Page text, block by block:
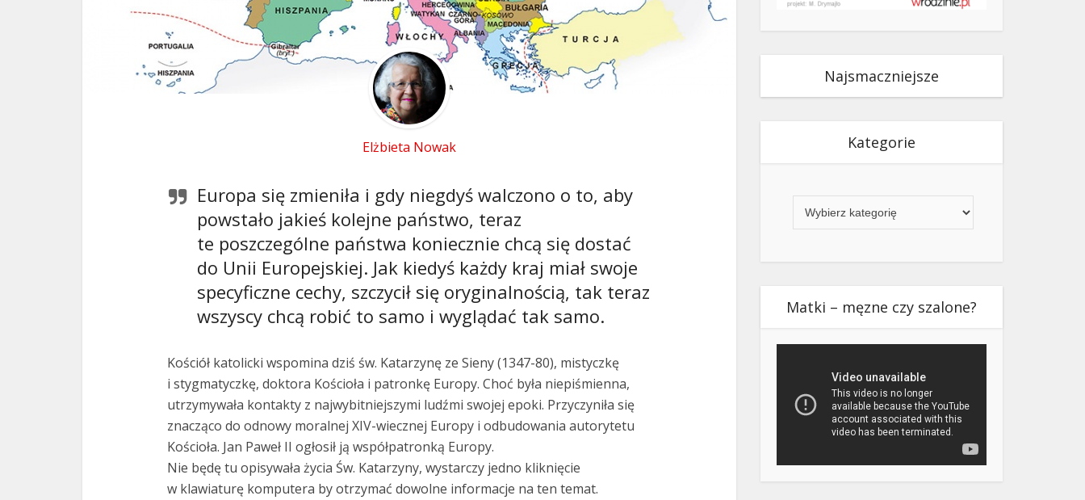
Elżbieta Nowak
Europa się zmieniła i gdy niegdyś walczono o to, aby
powstało jakieś kolejne państwo, teraz
te poszczególne państwa koniecznie chcą się dostać
do Unii Europejskiej. Jak kiedyś każdy kraj miał swoje
specyficzne cechy, szczycił się oryginalnością, tak teraz
wszyscy chcą robić to samo i wyglądać tak samo.
Kościół katolicki wspomina dziś św. Katarzynę ze Sieny (1347-80), mistyczkę
i stygmatyczkę, doktora Kościoła i patronkę Europy. Choć była niepiśmienna,
utrzymywała kontakty z najwybitniejszymi ludźmi swojej epoki. Przyczyniła się
znacząco do odnowy moralnej XIV-wiecznej Europy i odbudowania autorytetu
Kościoła. Jan Paweł II ogłosił ją współpatronką Europy.
Nie będę tu opisywała życia Św. Katarzyny, wystarczy jedno kliknięcie
w klawiaturę komputera by otrzymać dowolne informacje na ten temat.
Najsmaczniejsze
Kategorie
Matki – męzne czy szalone?